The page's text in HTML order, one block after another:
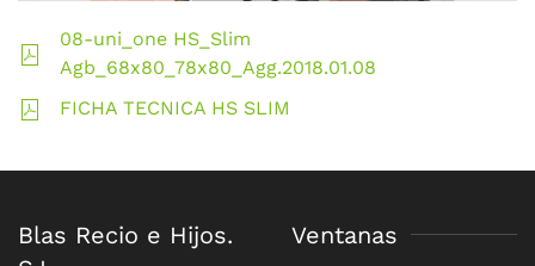
08-uni_one HS_Slim
Agb_68x80_78x80_Agg.2018.01.08
FICHA TECNICA HS SLIM
Blas Recio e Hijos.
Ventanas